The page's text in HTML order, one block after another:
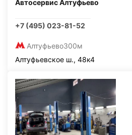
Автосервис Алтуфьево
+7 (495) 023-81-52
Алтуфьево300м
Алтуфьевское ш., 48к4